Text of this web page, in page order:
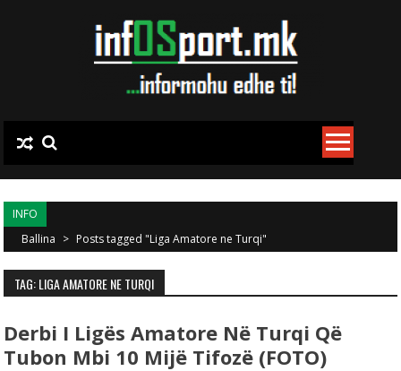
INFO
Ballina > Posts tagged "Liga Amatore ne Turqi"
TAG: LIGA AMATORE NE TURQI
Derbi I Ligës Amatore Në Turqi Që
Tubon Mbi 10 Mijë Tifozë (FOTO)